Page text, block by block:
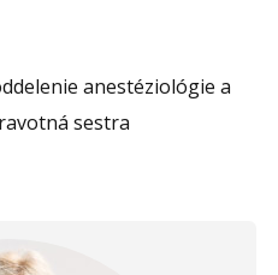
anestéziológie a
sestra